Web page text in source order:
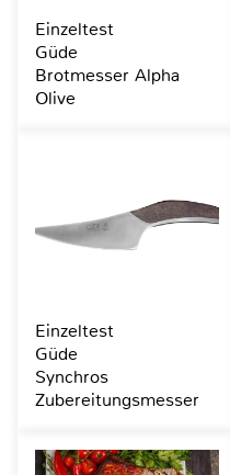
Einzeltest
Güde
Brotmesser Alpha
Olive
Einzeltest
Güde
Synchros
Zubereitungsmesser